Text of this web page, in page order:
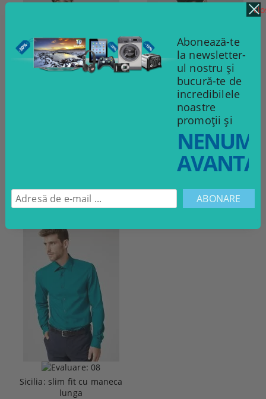
VEZI DETALII
Slim: tricou cu manșete
VEZI DETALII
Sicilia: slim fit cu maneca
lunga
Abonează-te
la newsletter-
ul nostru și
bucură-te de
incredibilele
noastre
promoții și